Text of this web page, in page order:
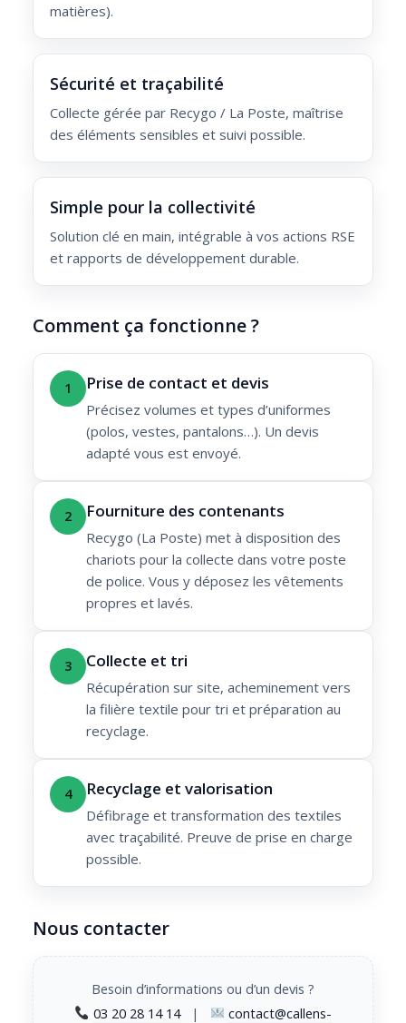
matières).
Sécurité et traçabilité
Collecte gérée par Recygo / La Poste, maîtrise
des éléments sensibles et suivi possible.
Simple pour la collectivité
Solution clé en main, intégrable à vos actions RSE
et rapports de développement durable.
Comment ça fonctionne ?
1 Prise de contact et devis
Précisez volumes et types d’uniformes
(polos, vestes, pantalons…). Un devis
adapté vous est envoyé.
2 Fourniture des contenants
Recygo (La Poste) met à disposition des
chariots pour la collecte dans votre poste
de police. Vous y déposez les vêtements
propres et lavés.
3 Collecte et tri
Récupération sur site, acheminement vers
la filière textile pour tri et préparation au
recyclage.
4 Recyclage et valorisation
Défibrage et transformation des textiles
avec traçabilité. Preuve de prise en charge
possible.
Nous contacter
Besoin d’informations ou d’un devis ?
03 20 28 14 14|
contact@callens-